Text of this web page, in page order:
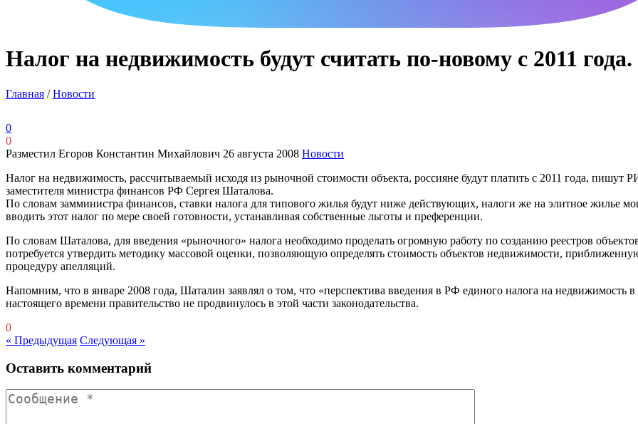
Налог на недвижимость будут считать по-новому с 2011 года.
Главная /Новости
0
0
Разместил Егоров Константин Михайлович 26 августа 2008 Новости
Налог на недвижимость, рассчитываемый исходя из рыночной стоимости объекта, россияне будут платить с 2011 года, пишут
заместителя министра финансов РФ Сергея Шаталова.
По словам замминистра финансов, ставки налога для типового жилья будут ниже действующих, налоги же на элитное жилье
вводить этот налог по мере своей готовности, устанавливая собственные льготы и преференции.
По словам Шаталова, для введения «рыночного» налога необходимо проделать огромную работу по созданию реестров
потребуется утвердить методику массовой оценки, позволяющую определять стоимость объектов недвижимости,
процедуру апелляций.
Напомним, что в январе 2008 года, Шаталин заявлял о том, что «перспектива введения в РФ единого налога на недвижимость
настоящего времени правительство не продвинулось в этой части законодательства.
0
« Предыдущая Следующая »
Оставить комментарий